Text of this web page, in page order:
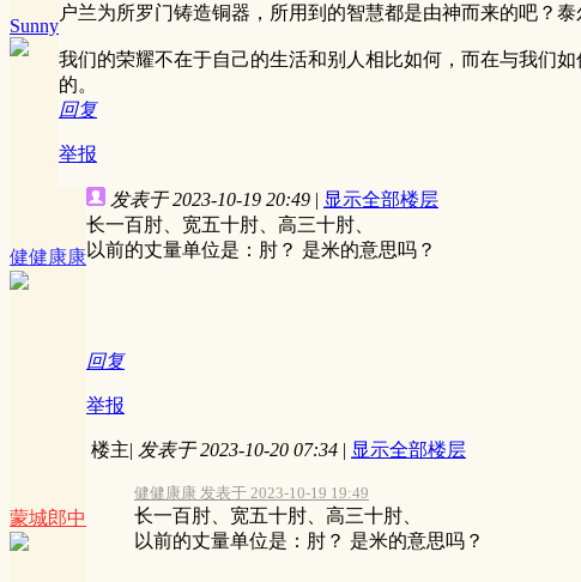
Sunny
户兰为所罗门铸造铜器，所用到的智慧都是由神而来的吧？
我们的荣耀不在于自己的生活和别人相比如何，而在与我们
的。
回复
举报
健健康康
发表于 2023-10-19 20:49 | 显示全部楼层
长一百肘、宽五十肘、高三十肘、
以前的丈量单位是：肘？ 是米的意思吗？
回复
举报
蒙城郎中
楼主| 发表于 2023-10-20 07:34 | 显示全部楼层
健健康康 发表于 2023-10-19 19:49
长一百肘、宽五十肘、高三十肘、
以前的丈量单位是：肘？ 是米的意思吗？